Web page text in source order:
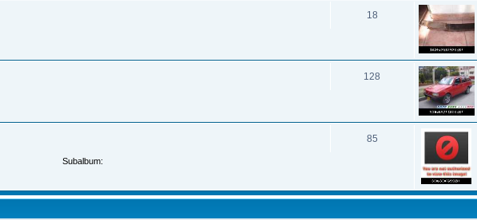
18
128
Subalbum:
85